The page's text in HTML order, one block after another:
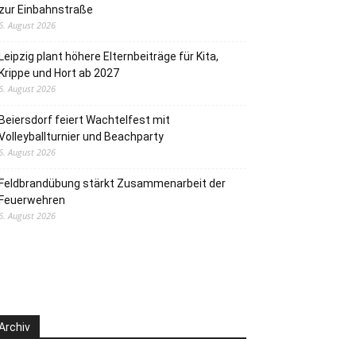
Einbahnstraße
August 2026
plant höhere Elternbeiträge für Kita,
und Hort ab 2027
August 2026
feiert Wachtelfest mit
und Beachparty
August 2026
stärkt Zusammenarbeit der
August 2026